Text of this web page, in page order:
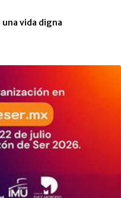
vida digna